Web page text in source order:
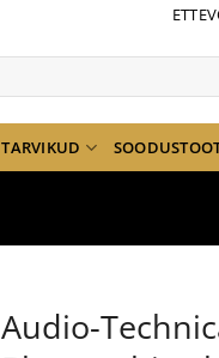
TARVIKUD
Audio-